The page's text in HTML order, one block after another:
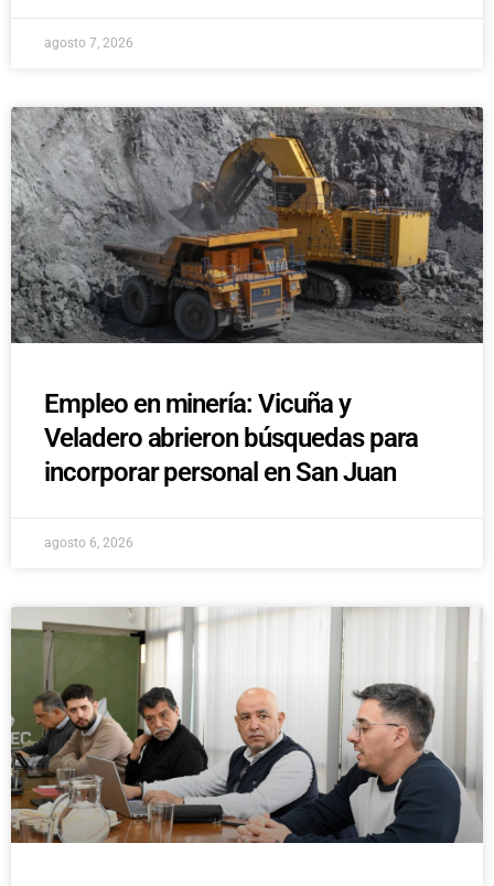
agosto 7, 2026
Empleo en minería: Vicuña y
Veladero abrieron búsquedas para
incorporar personal en San Juan
agosto 6, 2026